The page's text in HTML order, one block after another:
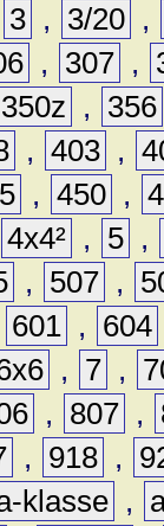
3 , 3/20 ,
, 307 ,
350z ,
356
, 403 ,
, 450 ,
4x4² , 5 ,
, 507 ,
601 , 604
, 7 ,
, 807 ,
, 918 ,
klasse ,